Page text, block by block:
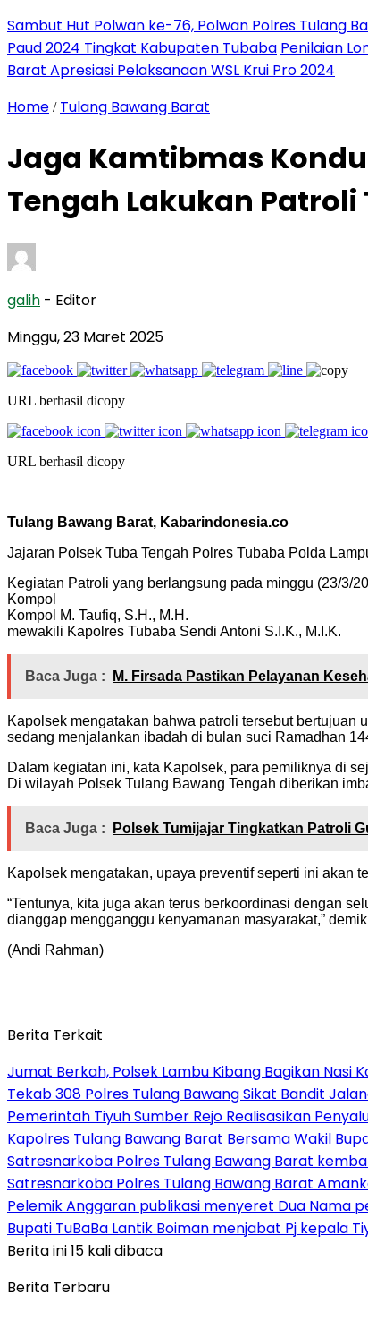
Sambut Hut Polwan ke-76, Polwan Polres Tulang
Paud 2024 Tingkat Kabupaten Tubaba Penilaian
Barat Apresiasi Pelaksanaan WSL Krui Pro 2024
Home / Tulang Bawang Barat
Jaga Kamtibmas
Tengah Lakukan
galih - Editor
Minggu, 23 Maret 2025
URL berhasil dicopy
URL berhasil dicopy
Tulang Bawang Barat, Kabarindonesia.co
Jajaran Polsek Tuba Tengah Polres Tubaba Polda
Kegiatan Patroli yang berlangsung pada minggu (23/3/
Kompol
Kompol M. Taufiq, S.H., M.H.
mewakili Kapolres Tubaba Sendi Antoni S.I.K., M.I.K.
Baca Juga : M. Firsada Pastikan Pelayanan
Kapolsek mengatakan bahwa patroli tersebut bertujuan
sedang menjalankan ibadah di bulan suci Ramadhan
Dalam kegiatan ini, kata Kapolsek, para pemiliknya di
Di wilayah Polsek Tulang Bawang Tengah diberikan
Baca Juga : Polsek Tumijajar Tingkatkan Patroli
Kapolsek mengatakan, upaya preventif seperti ini akan
“Tentunya, kita juga akan terus berkoordinasi dengan
dianggap mengganggu kenyamanan masyarakat,”
(Andi Rahman)
Berita Terkait
Jumat Berkah, Polsek Lambu Kibang Bagikan Nasi
Tekab 308 Polres Tulang Bawang Sikat Bandit
Pemerintah Tiyuh Sumber Rejo Realisasikan
Kapolres Tulang Bawang Barat Bersama Wakil
Satresnarkoba Polres Tulang Bawang Barat
Satresnarkoba Polres Tulang Bawang Barat
Pelemik Anggaran publikasi menyeret Dua Nama
Bupati TuBaBa Lantik Boiman menjabat Pj kepala
Berita ini 15 kali dibaca
Berita Terbaru